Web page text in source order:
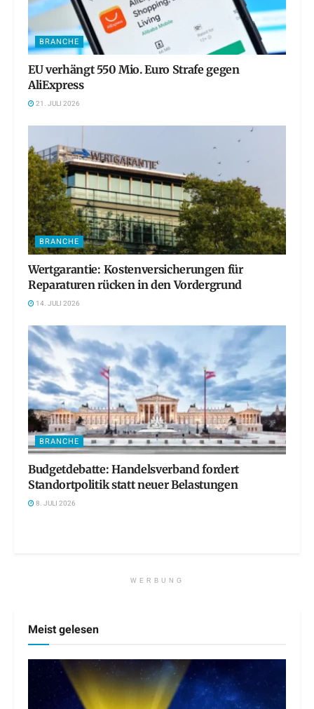
BRANCHE
EU verhängt 550 Mio. Euro Strafe gegen
AliExpress
21. JULI 2026
BRANCHE
Wertgarantie: Kostenversicherungen für
Reparaturen rücken in den Vordergrund
14. JULI 2026
BRANCHE
Budgetdebatte: Handelsverband fordert
Standortpolitik statt neuer Belastungen
8. JULI 2026
WERBUNG
Meist gelesen